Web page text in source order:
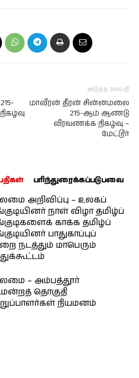
அடுத்த செய்தி
மாவீரன் தீரன் சின்னமலை
215-ஆம் ஆண்டு
வீரவணக்க நிகழ்வு –
மேட்டூர்
பரிந்துரைக்கப்படுபவை
அறிவிப்பு – உலகப்
நாள் விழா தமிழ்ப்
காக்க தமிழ்ப்
பாதுகாப்புப்
நடத்தும் மாபெரும்
– அம்பத்தூர்
தொகுதி
நியமனம்